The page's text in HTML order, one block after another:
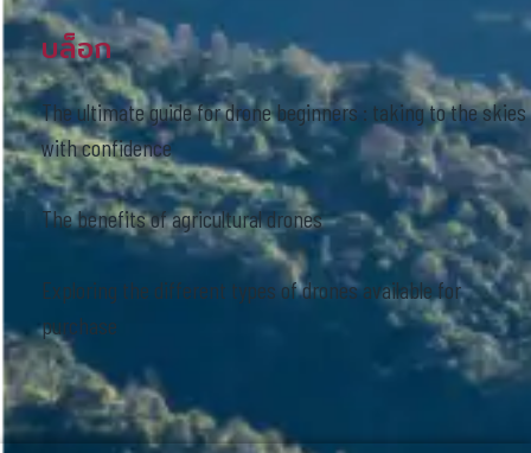
บล็อก
The ultimate guide for drone beginners : taking to the skies
with confidence
The benefits of agricultural drones
Exploring the different types of drones available for
purchase